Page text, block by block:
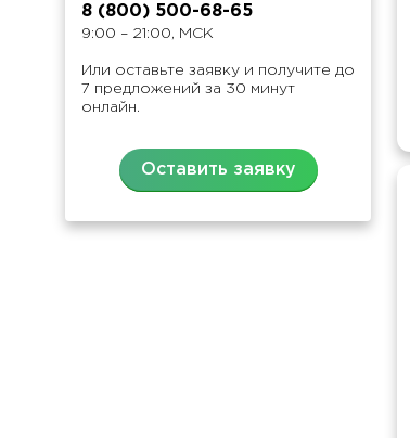
8 (800) 500-68-65
9:00 – 21:00, МСК
Или оставьте заявку и получите до
7 предложений за 30 минут
онлайн.
Оставить заявку